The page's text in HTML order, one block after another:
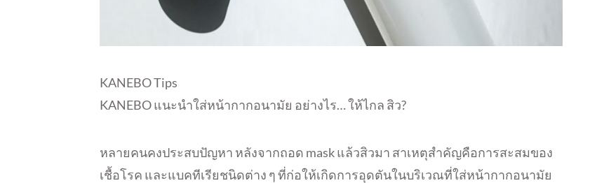
KANEBO Tips
KANEBO แนะนำใส่หน้ากากอนามัย อย่างไร… ให้ไกล สิว?
หลายคนคงประสบปัญหา​ หลังจากถอด mask แล้วสิวมา สาเหตุสำคัญคือการสะสมของ
เชื้อโรค และแบคทีเรียชนิดต่าง ๆ ที่ก่อให้เกิดการอุดตันในบริเวณที่ใส่หน้ากากอนามัย